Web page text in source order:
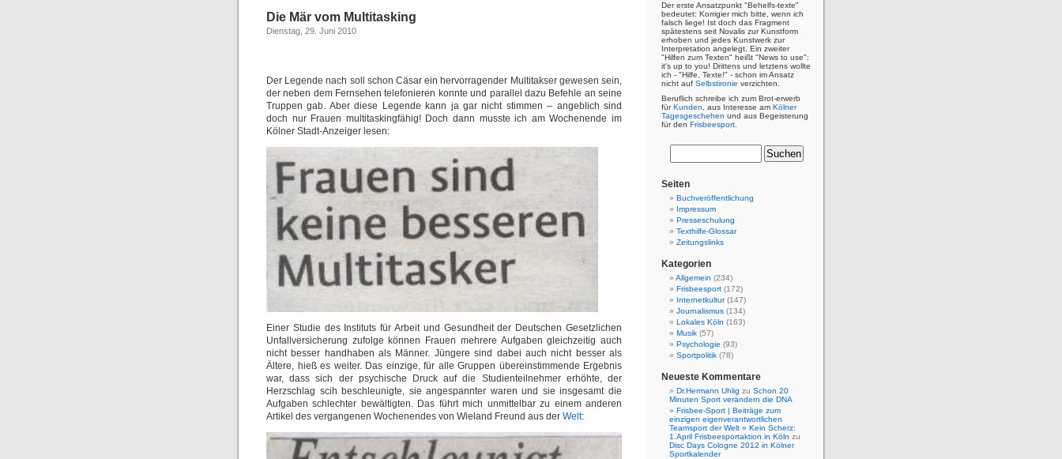
Die Mär vom Multitasking
Dienstag, 29. Juni 2010
Der Legende nach soll schon Cäsar ein hervorragender Multitakser gewesen sein,
der neben dem Fernsehen telefonieren konnte und parallel dazu Befehle an seine
Truppen gab. Aber diese Legende kann ja gar nicht stimmen – angeblich sind
doch nur Frauen multitaskingfähig! Doch dann musste ich am Wochenende im
Kölner Stadt-Anzeiger lesen:
Einer Studie des Instituts für Arbeit und Gesundheit der Deutschen Gesetzlichen
Unfallversicherung zufolge können Frauen mehrere Aufgaben gleichzeitig auch
nicht besser handhaben als Männer. Jüngere sind dabei auch nicht besser als
Ältere, hieß es weiter. Das einzige, für alle Gruppen übereinstimmende Ergebnis
war, dass sich der psychische Druck auf die Studienteilnehmer erhöhte, der
Herzschlag scih beschleunigte, sie angespannter waren und sie insgesamt die
Aufgaben schlechter bewältigten. Das führt mich unmittelbar zu einem anderen
Artikel des vergangenen Wochenendes von Wieland Freund aus der Welt:
Der erste Ansatzpunkt "Behelfs-texte"
bedeutet: Korrigier mich bitte, wenn ich
falsch liege! Ist doch das Fragment
spätestens seit Novalis zur Kunstform
erhoben und jedes Kunstwerk zur
Interpretation angelegt. Ein zweiter
"Hilfen zum Texten" heißt "News to use":
it's up to you! Drittens und letztens wollte
ich - "Hilfe, Texte!" - schon im Ansatz
nicht auf Selbstironie verzichten.
Beruflich schreibe ich zum Brot-erwerb
fürKunden , aus Interesse am Kölner
Tagesgeschehen und aus Begeisterung
für den Frisbeesport
Seiten
Buchveröffentlichung
Impressum
Presseschulung
Texthilfe-Glossar
Zeitungslinks
Kategorien
Allgemein (234)
Frisbeesport (172)
Internetkultur(147)
Journalismus (134)
Lokales Köln (163)
Musik (57)
Psychologie (93)
Sportpolitik (78)
Neueste Kommentare
Dr.Hermann Uhlig zu Schon 20
Minuten Sport verändern die DNA
Frisbee-Sport | Beiträge zum
einzigen eigenverantwortlichen
Teamsport der Welt » Kein Scherz:
1.April Frisbeesportaktion in Köln zu
Disc Days Cologne 2012 in Kölner
Sportkalender